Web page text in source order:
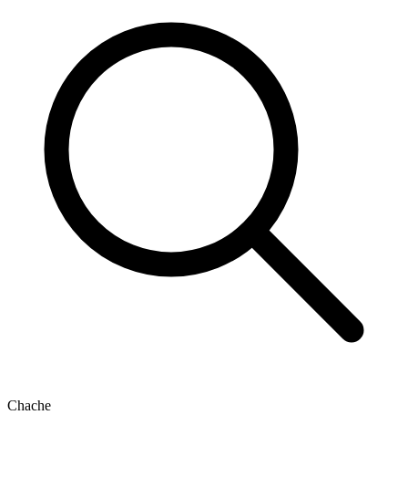
Chache